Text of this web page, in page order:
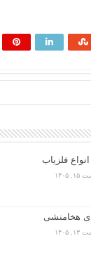
فلزیاب
۱۴۰۵
هخامنشی
۱۴۰۵